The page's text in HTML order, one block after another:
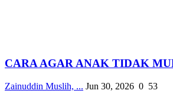
CARA AGAR ANAK TIDAK
Zainuddin Muslih, ... Jun 30, 2026 0 53